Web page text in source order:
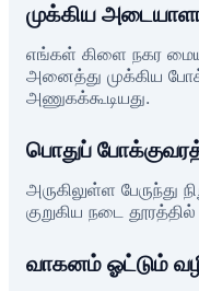
முக்கிய
எங்கள் கிளை நகர
அனைத்து முக்கிய
அணுகக்கூடியது.
பொதுப்
அருகிலுள்ள பேருந்து
குறுகிய நடை
வாகனம் ஓட்டும்